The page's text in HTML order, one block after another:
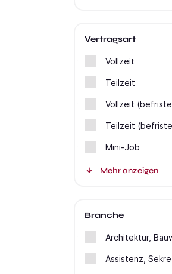
Vertragsart
Vollzeit
Teilzeit
Vollzeit
Teilzeit
Mini-Job
Mehr anzeigen
Branche
Architektur,
Assistenz,